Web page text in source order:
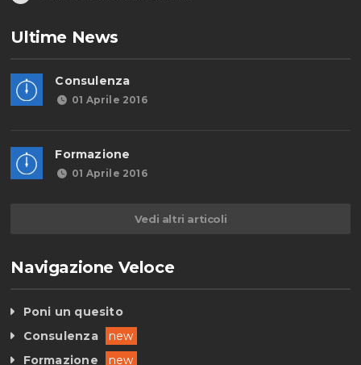
Ultime News
Consulenza
01 Aprile 2016
Formazione
01 Aprile 2016
Vedi altri articoli
Navigazione Veloce
Poni un quesito
Consulenza
new
Formazione
new